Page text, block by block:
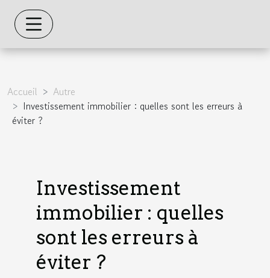
Accueil
Autre
Investissement immobilier : quelles sont les erreurs à
éviter ?
Investissement
immobilier : quelles
sont les erreurs à
éviter ?